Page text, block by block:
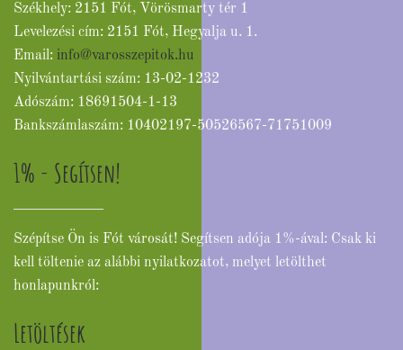
Székhely: 2151 Fót, Vörösmarty tér 1
Levelezési cím: 2151 Fót, Hegyalja u. 1.
Email: info@varosszepitok.hu
Nyilvántartási szám: 13-02-1232
Adószám: 18691504-1-13
Bankszámlaszám: 10402197-50526567-71751009
1% - Segítsen!
Szépítse Ön is Fót városát! Segítsen adója 1%-ával: Csak ki
kell töltenie az alábbi nyilatkozatot, melyet letölthet
honlapunkról:
Letöltések